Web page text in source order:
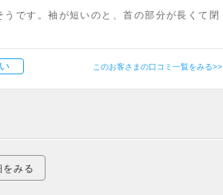
です。袖が短いのと、首の部分が長くて閉
このお客さまの口コミ一覧をみる>>
をみる